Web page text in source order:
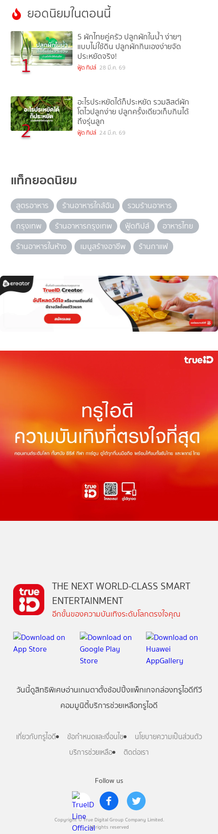
ยอดนิยมในตอนนี้
1
5 ผักไทยคู่ครัว ปลูกผักในน้ำ ง่ายๆ
แบบไม่ใช้ดิน ปลูกผักกินเองง่ายจัด
ประหยัดจริง!
ฟู้ด ทิปส์ 28 มี.ค. 69
2
อะไรประหยัดได้ก็ประหยัด รวมลิสต์ผัก
โตไวปลูกง่าย ปลูกครั้งเดียวเก็บกินได้
ถึงรุ่นลูก
ฟู้ด ทิปส์ 24 มี.ค. 69
แท็กยอดนิยม
สูตรอาหาร ร้านอาหารใกล้ฉัน
รวมร้านอาหาร
กรุงเทพ
ร้านอาหารกรุงเทพ ฟู้ดทิปส์
อาหารไทย
ร้านอาหารในห้าง
เมนูสร้างอาชีพ ร้านกาแฟ
Follow us
Copyright © True Digital Group Company Limited.
All rights reserved
THE NEXT WORLD-CLASS SMART
ENTERTAINMENT
อีกขั้นของความบันเทิงระดับโลกตรงใจคุณ
วันนี้ดูสิทธิพิเศษอ่านเกมตาตั้งช้อปปิ้งแพ็กเกจกล่องทรูไอดีทีวี
คอมมูนิตี้บริการช่วยเหลือทรูไอดี
เกี่ยวกับทรูไอดี ข้อกำหนดและเงื่อนไข
นโยบายความเป็นส่วนตัว
บริการช่วยเหลือ
ติดต่อเรา